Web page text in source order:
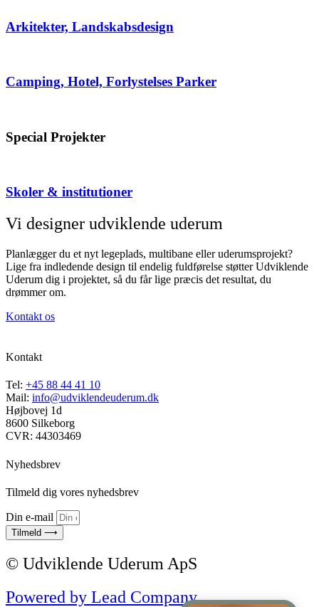
Arkitekter, Landskabsdesign
Camping, Hotel, Forlystelses Parker
Special Projekter
Skoler & institutioner
Vi designer udviklende uderum
Planlægger du et nyt legeplads, multibane eller uderumsprojekt?
Lige fra indledende design til endelig fuldførelse støtter Udviklende
Uderum dig i projektet, så du får lige præcis det resultat, du
drømmer om.
Kontakt os
Kontakt
Tel: +45 88 44 41 10
Mail: info@udviklendeuderum.dk
Højbovej 1d
8600 Silkeborg
CVR: 44303469
Nyhedsbrev
Tilmeld dig vores nyhedsbrev
Din e-mail
Tilmeld ⟶
© Udviklende Uderum ApS
Powered by Lead Company